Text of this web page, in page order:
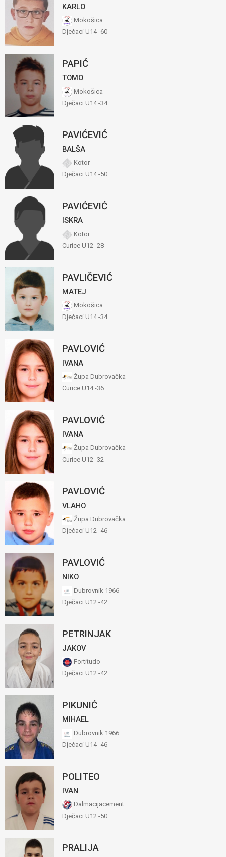
KARLO
Mokošica
Dječaci U14 -60
PAPIĆ
TOMO
Mokošica
Dječaci U14 -34
PAVIĆEVIĆ
BALŠA
Kotor
Dječaci U14 -50
PAVIĆEVIĆ
ISKRA
Kotor
Curice U12 -28
PAVLIČEVIĆ
MATEJ
Mokošica
Dječaci U14 -34
PAVLOVIĆ
IVANA
Župa Dubrovačka
Curice U14 -36
PAVLOVIĆ
IVANA
Župa Dubrovačka
Curice U12 -32
PAVLOVIĆ
VLAHO
Župa Dubrovačka
Dječaci U12 -46
PAVLOVIĆ
NIKO
Dubrovnik 1966
Dječaci U12 -42
PETRINJAK
JAKOV
Fortitudo
Dječaci U12 -42
PIKUNIĆ
MIHAEL
Dubrovnik 1966
Dječaci U14 -46
POLITEO
IVAN
Dalmacijacement
Dječaci U12 -50
PRALIJA